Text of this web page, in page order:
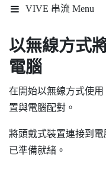
VIVE 串流 Menu
以無線方式
電腦
在開始以無線方式使用
置與電腦配對。
將頭戴式裝置連接到
已準備就緒。